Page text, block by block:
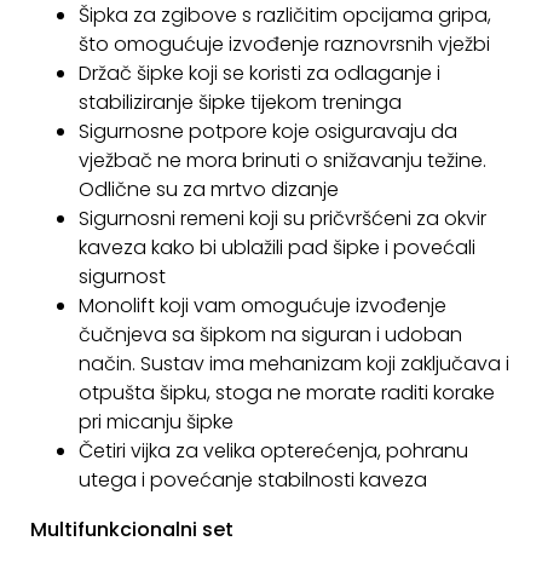
Šipka za zgibove s različitim opcijama gripa,
što omogućuje izvođenje raznovrsnih vježbi
Držač šipke koji se koristi za odlaganje i
stabiliziranje šipke tijekom treninga
Sigurnosne potpore koje osiguravaju da
vježbač ne mora brinuti o snižavanju težine.
Odlične su za mrtvo dizanje
Sigurnosni remeni koji su pričvršćeni za okvir
kaveza kako bi ublažili pad šipke i povećali
sigurnost
Monolift koji vam omogućuje izvođenje
čučnjeva sa šipkom na siguran i udoban
način. Sustav ima mehanizam koji zaključava i
otpušta šipku, stoga ne morate raditi korake
pri micanju šipke
Četiri vijka za velika opterećenja, pohranu
utega i povećanje stabilnosti kaveza
Multifunkcionalni set